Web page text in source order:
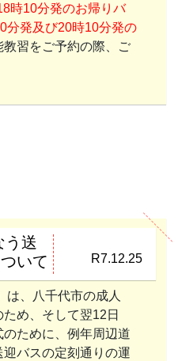
時10分発のお帰りバ
分発及び20時10分発の
教習をご予約の際、ご
送
いて
R7.12.25
、八千代市の成人
め、そして翌12日
のために、例年周辺道
バスの定刻通りの運